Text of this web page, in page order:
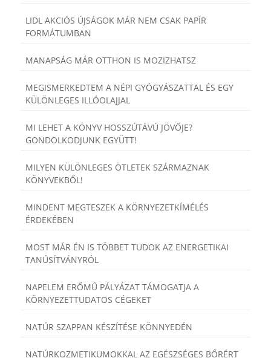
LIDL AKCIÓS ÚJSÁGOK MÁR NEM CSAK PAPÍR
FORMÁTUMBAN
MANAPSÁG MÁR OTTHON IS MOZIZHATSZ
MEGISMERKEDTEM A NÉPI GYÓGYÁSZATTAL ÉS EGY
KÜLÖNLEGES ILLÓOLAJJAL
MI LEHET A KÖNYV HOSSZÚTÁVÚ JÖVŐJE?
GONDOLKODJUNK EGYÜTT!
MILYEN KÜLÖNLEGES ÖTLETEK SZÁRMAZNAK
KÖNYVEKBŐL!
MINDENT MEGTESZEK A KÖRNYEZETKÍMÉLÉS
ÉRDEKÉBEN
MOST MÁR ÉN IS TÖBBET TUDOK AZ ENERGETIKAI
TANÚSÍTVÁNYRÓL
NAPELEM ERŐMŰ PÁLYÁZAT TÁMOGATJA A
KÖRNYEZETTUDATOS CÉGEKET
NATÚR SZAPPAN KÉSZÍTÉSE KÖNNYEDÉN
NATÚRKOZMETIKUMOKKAL AZ EGÉSZSÉGES BŐRÉRT